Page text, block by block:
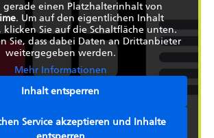
gerade einen Platzhalterinhalt von
. Um auf den eigentlichen Inhalt
Sie auf die Schaltfläche unten.
Sie, dass dabei Daten an Drittanbieter
weitergegeben werden.
Mehr Informationen
Inhalt entsperren
Service akzeptieren und Inhalte